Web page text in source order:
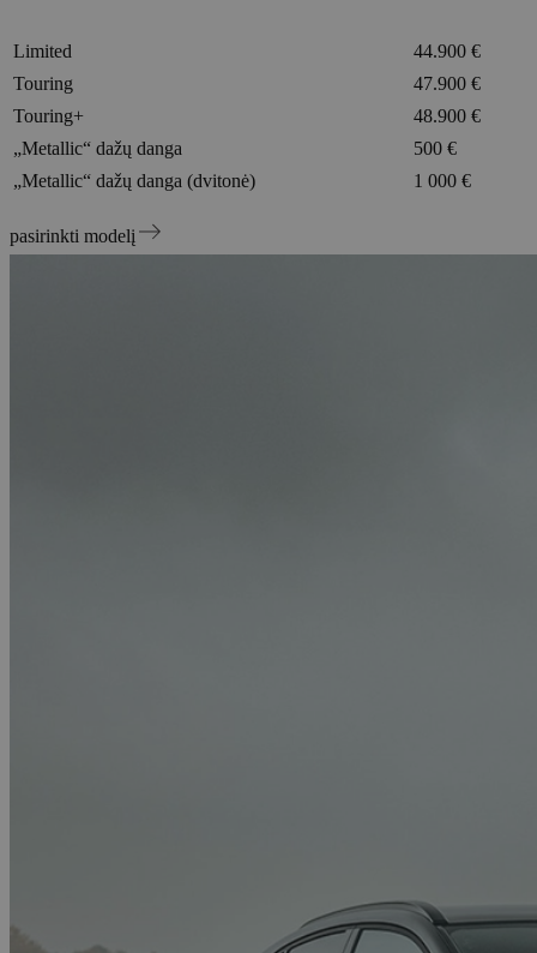
Limited
44.900 €
Touring
47.900 €
Touring+
48.900 €
„Metallic“ dažų danga
500 €
„Metallic“ dažų danga (dvitonė)
1 000 €
pasirinkti modelį